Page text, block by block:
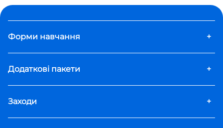
Форми навчання +
Додаткові пакети +
Заходи +